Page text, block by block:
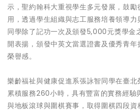
示，聖約翰科大重視學生多元發展，鼓
用，透過學生組織與志工服務培養領導
同學除了記功一次及頒發5,000元獎學金
開表揚，頒發中英文當選證書及優秀青
榮譽感。
樂齡福祉與健康促進系張詠智同學在臺
累積服務260小時，具有豐富的實務經驗
與地板滾球與圍棋賽事，取得圍棋四段